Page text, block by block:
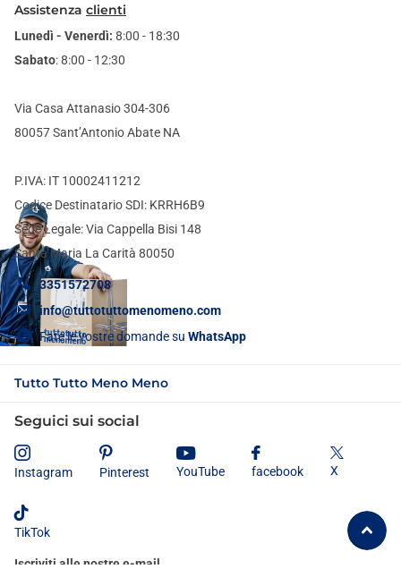
Assistenza clienti
Lunedì - Venerdì: 8:00 - 18:30
Sabato: 8:00 - 12:30
Via Casa Attanasio 304-306
80057 Sant’Antonio Abate NA
P.IVA: IT 10002411212
Codice Destinatario SDI: KRRH6B9
Sede Legale: Via Cappella Bisi 148
Santa Maria La Carità 80050
3351572708
info@tuttotuttomenomeno.com
Fate le vostre domande su WhatsApp
Tutto Tutto Meno Meno
Seguici sui social
Instagram Pinterest YouTube facebook X
TikTok
Iscriviti alle nostre e-mail